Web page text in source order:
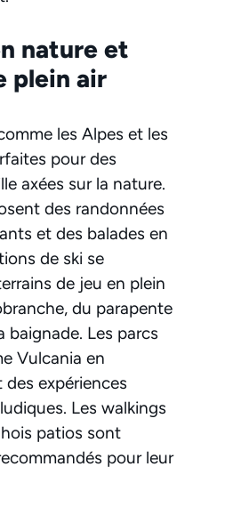
nature et
plein air
les Alpes et les
pour des
axées sur la nature.
des randonnées
et des balades en
de ski se
de jeu en plein
du parapente
baignade. Les parcs
Vulcania en
expériences
Les walkings
patios sont
pour leur